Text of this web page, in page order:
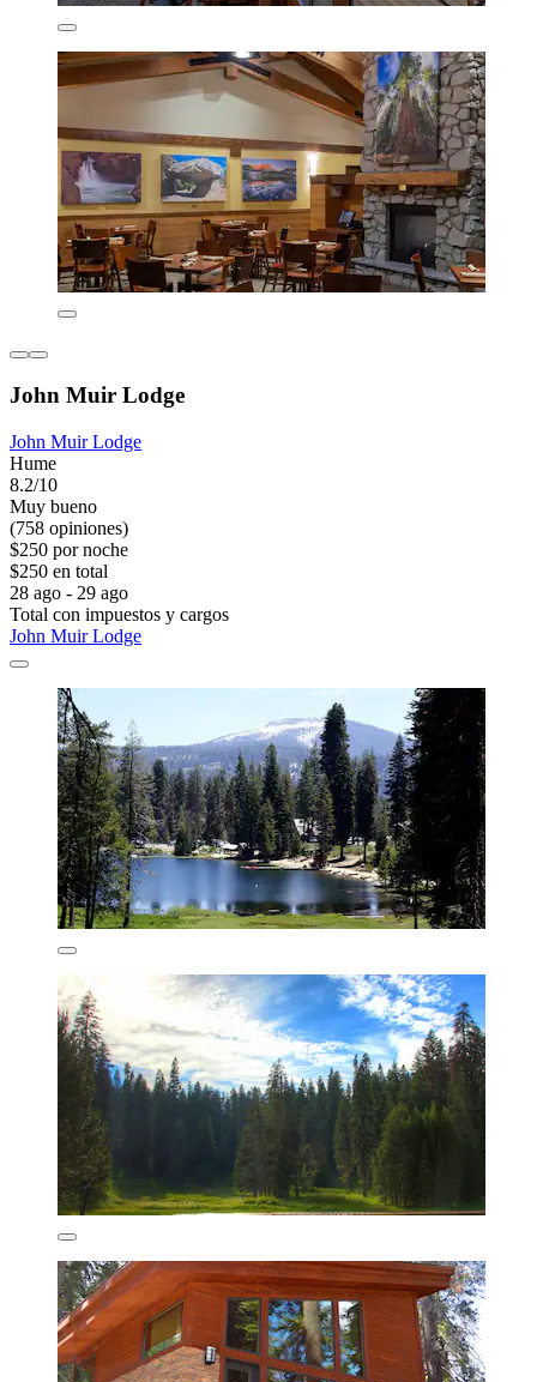
John Muir Lodge
John Muir Lodge
Hume
8.2/10
Muy bueno
(758 opiniones)
$250 por noche
$250 en total
28 ago - 29 ago
Total con impuestos y cargos
John Muir Lodge